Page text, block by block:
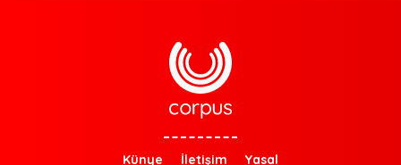
Künye İletişim Yasal